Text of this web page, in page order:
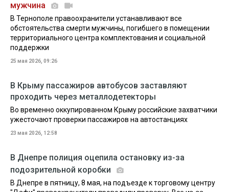
мужчина
В Тернополе правоохранители устанавливают все
обстоятельства смерти мужчины, погибшего в помещении
территориального центра комплектования и социальной
поддержки
25 мая 2026, 09:26
В Крыму пассажиров автобусов заставляют
проходить через металлодетекторы
Во временно оккупированном Крыму российские захватчики
ужесточают проверки пассажиров на автостанциях
23 мая 2026, 12:58
В Днепре полиция оцепила остановку из-за
подозрительной коробки
В Днепре в пятницу, 8 мая, на подъезде к торговому центру